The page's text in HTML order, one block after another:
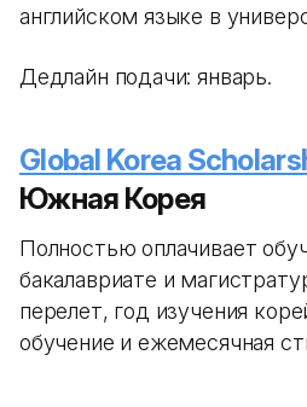
английском языке в
Дедлайн подачи: январь.
Global Korea
Южная Корея
Полностью оплачивает
бакалавриате и
перелет, год изучения
обучение и ежемесячная